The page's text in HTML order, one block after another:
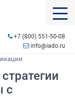
+7 (800) 551-50-08
info@iado.ru
с